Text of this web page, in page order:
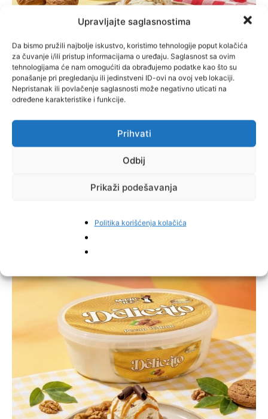
Upravljajte saglasnostima
Da bismo pružili najbolje iskustvo, koristimo tehnologije poput kolačića
za čuvanje i/ili pristup informacijama o uređaju. Saglasnost sa ovim
tehnologijama će nam omogućiti da obrađujemo podatke kao što su
ponašanje pri pregledanju ili jedinstveni ID-ovi na ovoj veb lokaciji.
Nepristanak ili povlačenje saglasnosti može negativno uticati na
određene karakteristike i funkcije.
Prihvati
Odbij
Prikaži podešavanja
Politika korišćenja kolačića
i Hercegovini, već godinama gradi svoju poziciju ne samo kroz
kvalitet proizvoda, već i kroz odgovoran odnos prema zajednici.
poruku da brendovi mogu i trebaju biti pokretači pozitivnih
jednostavan izbor učestvuju u stvaranju boljih uslova za
odrastanje djece širom zemlje – jer ponekad je dovoljno samo
malo da nekome učinimo budućnost ljepšom.